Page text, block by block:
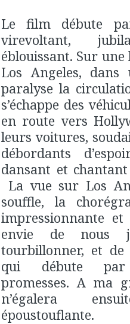
Le film débute
virevoltant,
éblouissant. Sur une
Los Angeles,
paralyse la
s’échappe des
en route vers
leurs voitures,
débordants
dansant et
La vue sur Los
souffle, la
impressionnante et
envie de nous
tourbillonner, et
qui débute par
promesses. A ma
n’égalera
époustouflante.